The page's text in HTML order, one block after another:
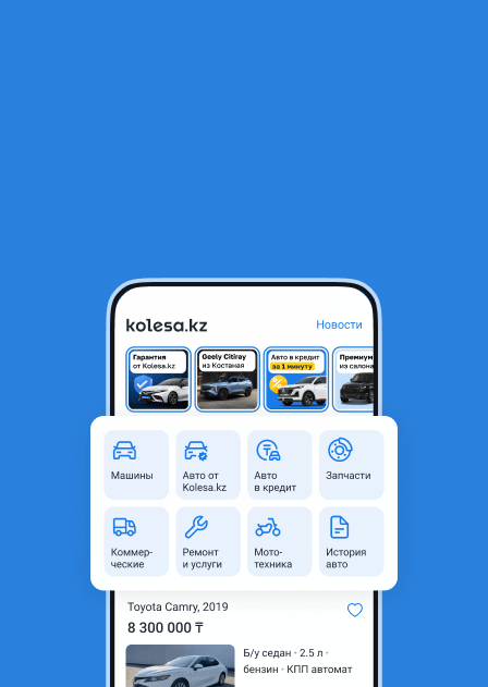
Chery Tiggo 8pro дверь оригинал и под оригинал
Объявление находится в архиве и может быть
Шымкент, Туркестанская
Возможна рассрочка или
Да